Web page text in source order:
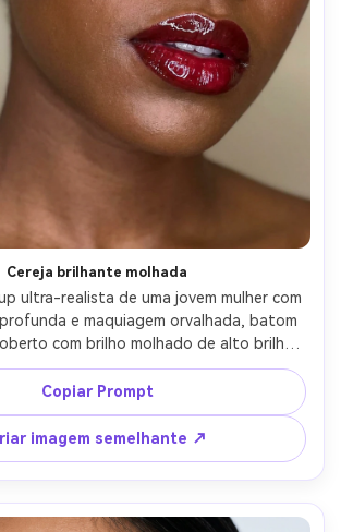
Cereja brilhante molhada
ultra-realista de uma jovem mulher com
e maquiagem orvalhada, batom
com brilho molhado de alto brilho,
fortes, lábios ligeiramente
brilhantes de uma luz de anel, fundo
retrato estilo iPhone com distorção
detalhe afiado dos lábios, translúcidez
beleza de mídia social, lente de 85mm,
de campo rasa-AR 4:5
Copiar Prompt
imagem semelhante ↗